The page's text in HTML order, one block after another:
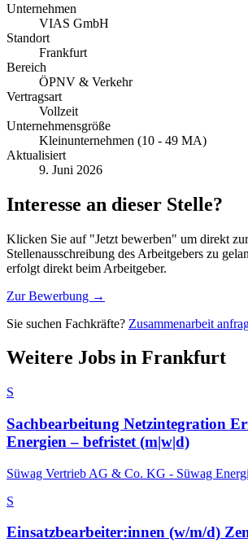
Unternehmen
VIAS GmbH
Standort
Frankfurt
Bereich
ÖPNV & Verkehr
Vertragsart
Vollzeit
Unternehmensgröße
Kleinunternehmen (10 - 49 MA)
Aktualisiert
9. Juni 2026
Interesse an dieser Stelle?
Klicken Sie auf "Jetzt bewerben" um direkt zur
Stellenausschreibung des Arbeitgebers zu
erfolgt direkt beim Arbeitgeber.
Zur Bewerbung →
Sie suchen Fachkräfte? Zusammenarbeit
Weitere Jobs in Frankfurt
S
Sachbearbeitung Netzintegration
Energien ‒ befristet (m|w|d)
Süwag Vertrieb AG & Co. KG - Süwag
S
Einsatzbearbeiter:innen (w/m/d)